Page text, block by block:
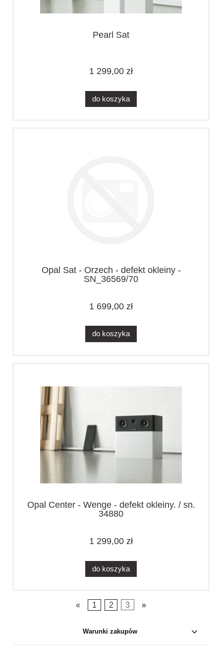
Pearl Sat
1 299,00 zł
do koszyka
Opal Sat - Orzech - defekt okleiny -
SN_36569/70
1 699,00 zł
do koszyka
Opal Center - Wenge - defekt okleiny. / sn.
34880
1 299,00 zł
do koszyka
« 1 2 3 »
Warunki zakupów